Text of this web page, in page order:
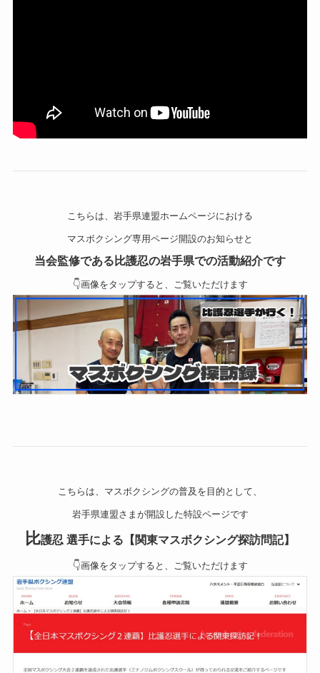
こちらは、岩手県連盟ホームページにおける
マスボクシング専用ページ開設のお知らせと
当会監修である比護忍の岩手県での活動紹介です
👇画像をタップすると、ご覧いただけます
こちらは、マスボクシングの普及を目的として、
岩手県連盟さまが開設した特設ページです
比護忍 選手による【関東マスボクシング探訪問記】
👇画像をタップすると、ご覧いただけます